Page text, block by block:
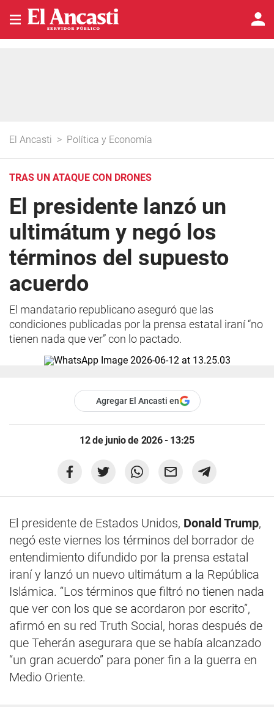
El Ancasti > Política y Economía
TRAS UN ATAQUE CON DRONES
El presidente lanzó un
ultimátum y negó los
términos del supuesto
acuerdo
El mandatario republicano aseguró que las
condiciones publicadas por la prensa estatal iraní “no
tienen nada que ver” con lo pactado.
Agregar El Ancasti en
12 de junio de 2026 - 13:25
El presidente de Estados Unidos, Donald Trump,
negó este viernes los términos del borrador de
entendimiento difundido por la prensa estatal
iraní y lanzó un nuevo ultimátum a la República
Islámica. “Los términos que filtró no tienen nada
que ver con los que se acordaron por escrito”,
afirmó en su red Truth Social, horas después de
que Teherán asegurara que se había alcanzado
“un gran acuerdo” para poner fin a la guerra en
Medio Oriente.